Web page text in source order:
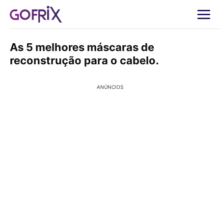
As 5 melhores máscaras de
reconstrução para o cabelo.
ANÚNCIOS